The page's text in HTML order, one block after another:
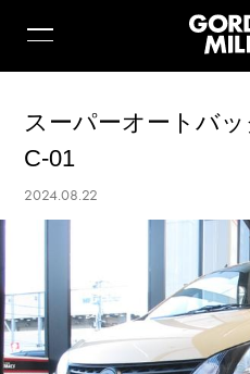
スーパーオートバ
C-01
2024.08.22